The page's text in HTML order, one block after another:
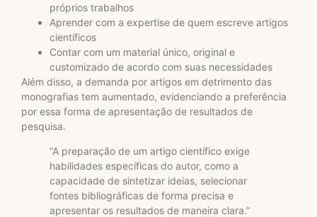
próprios trabalhos
Aprender com a expertise de quem escreve artigos
científicos
Contar com um material único, original e
customizado de acordo com suas necessidades
Além disso, a demanda por artigos em detrimento das
monografias tem aumentado, evidenciando a preferência
por essa forma de apresentação de resultados de
pesquisa.
“A preparação de um artigo científico exige
habilidades específicas do autor, como a
capacidade de sintetizar ideias, selecionar
fontes bibliográficas de forma precisa e
apresentar os resultados de maneira clara.”